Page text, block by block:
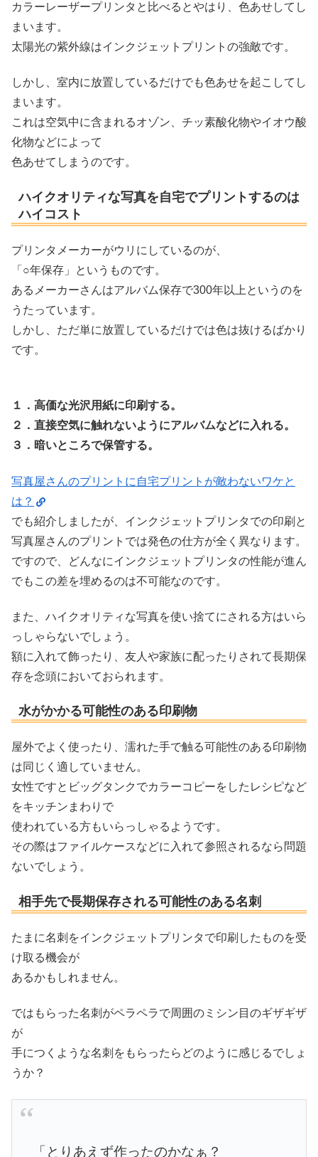
カラーレーザープリンタと比べるとやはり、色あせしてし
まいます。
太陽光の紫外線はインクジェットプリントの強敵です。
しかし、室内に放置しているだけでも色あせを起こしてし
まいます。
これは空気中に含まれるオゾン、チッ素酸化物やイオウ酸
化物などによって
色あせてしまうのです。
ハイクオリティな写真を自宅でプリントするのは
ハイコスト
プリンタメーカーがウリにしているのが、
「○年保存」というものです。
あるメーカーさんはアルバム保存で300年以上というのを
うたっています。
しかし、ただ単に放置しているだけでは色は抜けるばかり
です。
１．高価な光沢用紙に印刷する。
２．直接空気に触れないようにアルバムなどに入れる。
３．暗いところで保管する。
写真屋さんのプリントに自宅プリントが敵わないワケと
は？
でも紹介しましたが、インクジェットプリンタでの印刷と
写真屋さんのプリントでは発色の仕方が全く異なります。
ですので、どんなにインクジェットプリンタの性能が進ん
でもこの差を埋めるのは不可能なのです。
また、ハイクオリティな写真を使い捨てにされる方はいら
っしゃらないでしょう。
額に入れて飾ったり、友人や家族に配ったりされて長期保
存を念頭においておられます。
水がかかる可能性のある印刷物
屋外でよく使ったり、濡れた手で触る可能性のある印刷物
は同じく適していません。
女性ですとビッグタンクでカラーコピーをしたレシピなど
をキッチンまわりで
使われている方もいらっしゃるようです。
その際はファイルケースなどに入れて参照されるなら問題
ないでしょう。
相手先で長期保存される可能性のある名刺
たまに名刺をインクジェットプリンタで印刷したものを受
け取る機会が
あるかもしれません。
ではもらった名刺がペラペラで周囲のミシン目のギザギザ
が
手につくような名刺をもらったらどのように感じるでしょ
うか？
「とりあえず作ったのかなぁ？